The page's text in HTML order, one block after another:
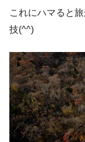
これにハマると
技(^^)